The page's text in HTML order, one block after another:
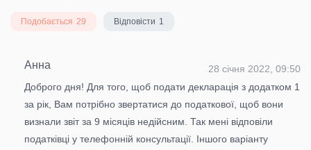
Подобається 29 Відповісти 1
Анна
28 січня 2022, 09:50
Доброго дня! Для того, щоб подати декларація з додатком 1
за рік, Вам потрібно звертатися до податкової, щоб вони
визнали звіт за 9 місяців недійсним. Так мені відповіли
податківці у телефонній консультації. Іншого варіанту